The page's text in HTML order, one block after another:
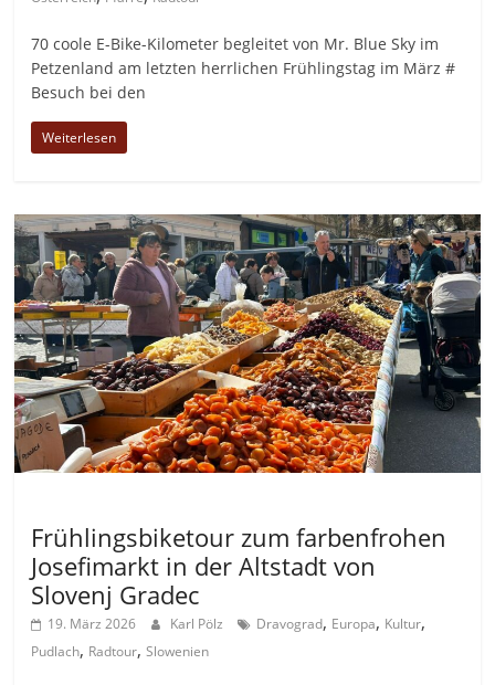
70 coole E-Bike-Kilometer begleitet von Mr. Blue Sky im
Petzenland am letzten herrlichen Frühlingstag im März #
Besuch bei den
Weiterlesen
Frühlingsbiketour zum farbenfrohen
Josefimarkt in der Altstadt von
Slovenj Gradec
19. März 2026 Karl Pölz Dravograd, Europa, Kultur,
Pudlach, Radtour,Slowenien